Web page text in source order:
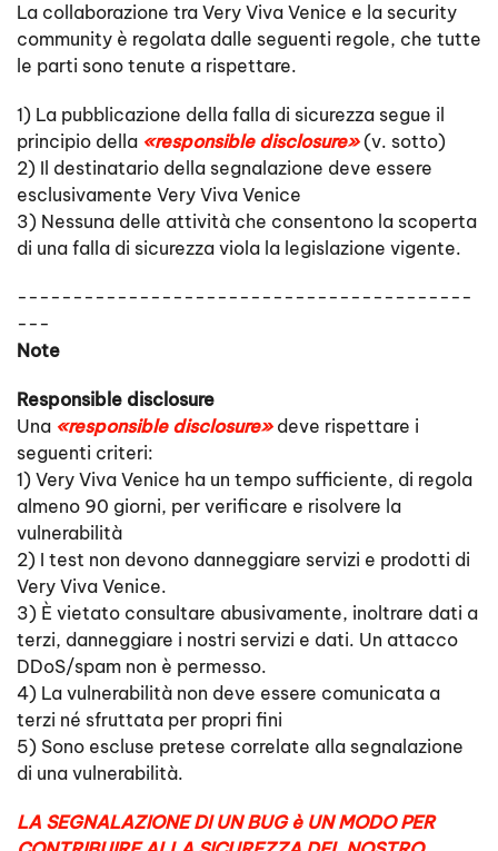
La collaborazione tra Very Viva Venice e la security
community è regolata dalle seguenti regole, che tutte
le parti sono tenute a rispettare.
1) La pubblicazione della falla di sicurezza segue il
principio della «responsible disclosure»(v. sotto)
2) Il destinatario della segnalazione deve essere
esclusivamente Very Viva Venice
3) Nessuna delle attività che consentono la scoperta
di una falla di sicurezza viola la legislazione vigente.
-----------------------------------------
---
Note
Responsible disclosure
Una «responsible disclosure» deve rispettare i
seguenti criteri:
1) Very Viva Venice ha un tempo sufficiente, di regola
almeno 90 giorni, per verificare e risolvere la
vulnerabilità
2) I test non devono danneggiare servizi e prodotti di
Very Viva Venice.
3) È vietato consultare abusivamente, inoltrare dati a
terzi, danneggiare i nostri servizi e dati. Un attacco
DDoS/spam non è permesso.
4) La vulnerabilità non deve essere comunicata a
terzi né sfruttata per propri fini
5) Sono escluse pretese correlate alla segnalazione
di una vulnerabilità.
LA SEGNALAZIONE DI UN BUG è UN MODO PER